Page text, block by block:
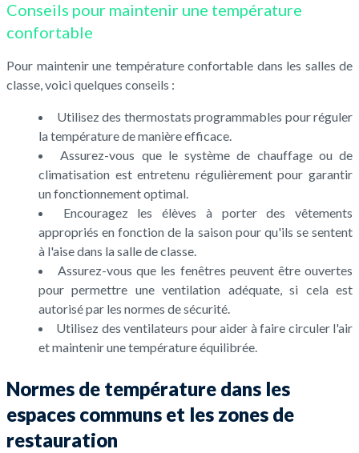
Conseils pour maintenir une température
confortable
Pour maintenir une température confortable dans les salles de
classe, voici quelques conseils :
Utilisez des thermostats programmables pour réguler
la température de manière efficace.
Assurez-vous que le système de chauffage ou de
climatisation est entretenu régulièrement pour garantir
un fonctionnement optimal.
Encouragez les élèves à porter des vêtements
appropriés en fonction de la saison pour qu'ils se sentent
à l'aise dans la salle de classe.
Assurez-vous que les fenêtres peuvent être ouvertes
pour permettre une ventilation adéquate, si cela est
autorisé par les normes de sécurité.
Utilisez des ventilateurs pour aider à faire circuler l'air
et maintenir une température équilibrée.
Normes de température dans les
espaces communs et les zones de
restauration